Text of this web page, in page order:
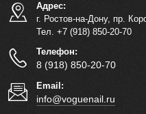
Адрес:
г. Ростов-на-Дону, пр.
Тел. +7 (918) 850-20-70
Телефон:
8 (918) 850-20-70
Email:
info@voguenail.ru